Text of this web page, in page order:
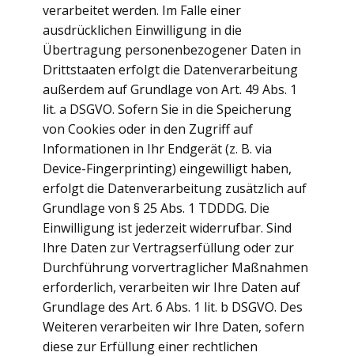
verarbeitet werden. Im Falle einer
ausdrücklichen Einwilligung in die
Übertragung personenbezogener Daten in
Drittstaaten erfolgt die Datenverarbeitung
außerdem auf Grundlage von Art. 49 Abs. 1
lit. a DSGVO. Sofern Sie in die Speicherung
von Cookies oder in den Zugriff auf
Informationen in Ihr Endgerät (z. B. via
Device-Fingerprinting) eingewilligt haben,
erfolgt die Datenverarbeitung zusätzlich auf
Grundlage von § 25 Abs. 1 TDDDG. Die
Einwilligung ist jederzeit widerrufbar. Sind
Ihre Daten zur Vertragserfüllung oder zur
Durchführung vorvertraglicher Maßnahmen
erforderlich, verarbeiten wir Ihre Daten auf
Grundlage des Art. 6 Abs. 1 lit. b DSGVO. Des
Weiteren verarbeiten wir Ihre Daten, sofern
diese zur Erfüllung einer rechtlichen